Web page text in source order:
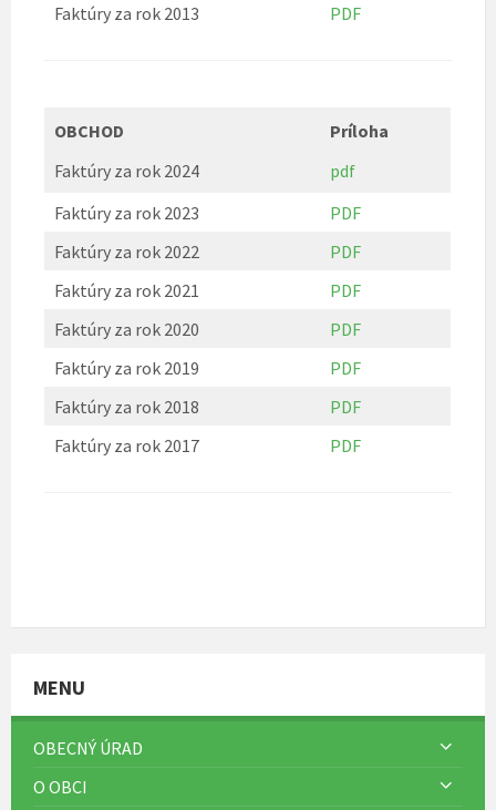
Faktúry za rok 2013
PDF
OBCHOD
Faktúry za rok 2024
Príloha
pdf
Faktúry za rok 2023
PDF
Faktúry za rok 2022
PDF
Faktúry za rok 2021
PDF
Faktúry za rok 2020
PDF
Faktúry za rok 2019
PDF
Faktúry za rok 2018
PDF
Faktúry za rok 2017
PDF
MENU
OBECNÝ ÚRAD
O OBCI